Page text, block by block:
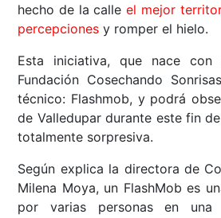
hecho de la calleel mejor
percepciones y romper el hielo.
Esta iniciativa, que nace
Fundación Cosechando
técnico: Flashmob, y podrá
de Valledupar durante este fin
totalmente sorpresiva.
Según explica la directora de
Milena Moya, un FlashMob es
por varias personas en una